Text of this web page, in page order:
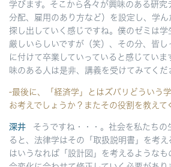
学びます。そこから各々が興味のある研
分配、雇用のあり方など）を設定し、学ん
探し出していく感じですね。僕のゼミは
厳しいらしいですが（笑）、その分、皆
に付けて卒業していっていると感じていま
味のある人は是非、講義を受けてみてくだ
-最後に、「経済学」とはズバリどういう
お考えでしょうか？またその役割を教えて
深井
そうですね・・・。社会を私たちの
ると、法律学はその「取扱説明書」を考
はいうなれば「設計図」を考えるようなも